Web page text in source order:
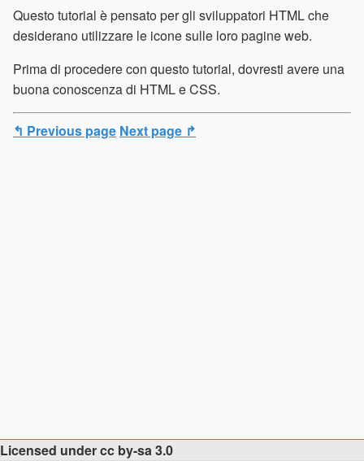
Questo tutorial è pensato per gli sviluppatori HTML che
desiderano utilizzare le icone sulle loro pagine web.
Prima di procedere con questo tutorial, dovresti avere una
buona conoscenza di HTML e CSS.
↰ Previous page Next page ↱
Licensed under cc by-sa 3.0